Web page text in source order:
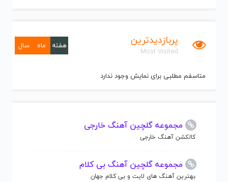
پربازدیدترین
Most Visited
هفته ماه سال
متاسفم مطلبی برای نمایش وجود ندارد
مجموعه گلچین آهنگ خارجی
کالکشن آهنگ خارجی
مجموعه گلچین آهنگ بی کلام
بهترین آهنگ های لایت و بی کلام جهان